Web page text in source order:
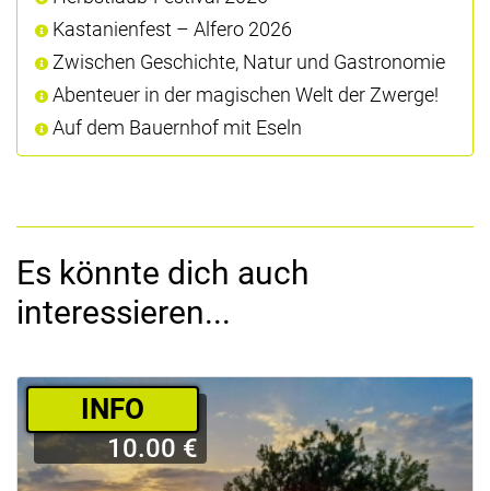
Kastanienfest – Alfero 2026
Zwischen Geschichte, Natur und Gastronomie
Abenteuer in der magischen Welt der Zwerge!
Auf dem Bauernhof mit Eseln
Es könnte dich auch
interessieren...
­INFO
10.00 €